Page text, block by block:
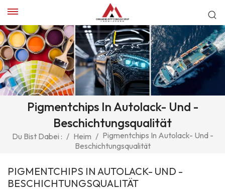
Pigmentchips In Autolack- Und -
Beschichtungsqualität
Du Bist Dabei : / Heim / Pigmentchips In Autolack- Und -
Beschichtungsqualität
PIGMENTCHIPS IN AUTOLACK- UND -
BESCHICHTUNGSQUALITÄT